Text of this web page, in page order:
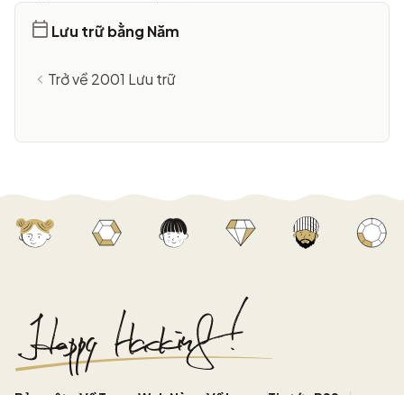
Lưu trữ bằng Năm
Trở về 2001 Lưu trữ